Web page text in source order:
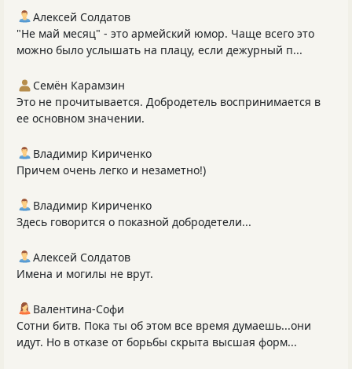
Алексей Солдатов
"Не май месяц" - это армейский юмор. Чаще всего это
можно было услышать на плацу, если дежурный п...
Семён Карамзин
Это не прочитывается. Добродетель воспринимается в
ее основном значении.
Владимир Кириченко
Причем очень легко и незаметно!)
Владимир Кириченко
Здесь говорится о показной добродетели...
Алексей Солдатов
Имена и могилы не врут.
Валентина-Софи
Сотни битв. Пока ты об этом все время думаешь...они
идут. Но в отказе от борьбы скрыта высшая форм...